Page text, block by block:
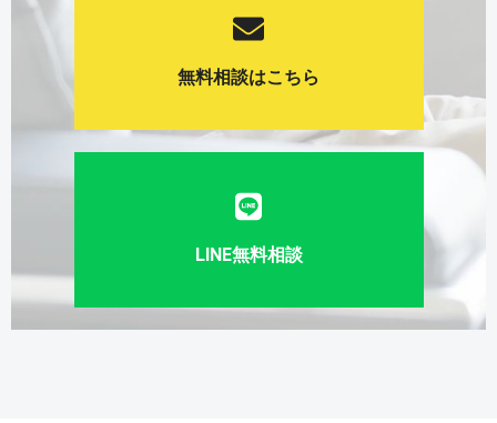
無料相談はこちら
LINE無料相談